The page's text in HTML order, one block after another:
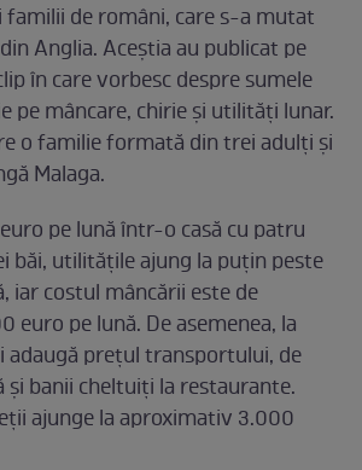
familii de români, care s-a mutat
Anglia. Aceștia au publicat pe
în care vorbesc despre sumele
pe mâncare, chirie și utilități lunar.
o familie formată din trei adulți și
Malaga.
pe lună într-o casă cu patru
băi, utilitățile ajung la puțin peste
iar costul mâncării este de
euro pe lună. De asemenea, la
adaugă prețul transportului, de
și banii cheltuiți la restaurante.
ajunge la aproximativ 3.000